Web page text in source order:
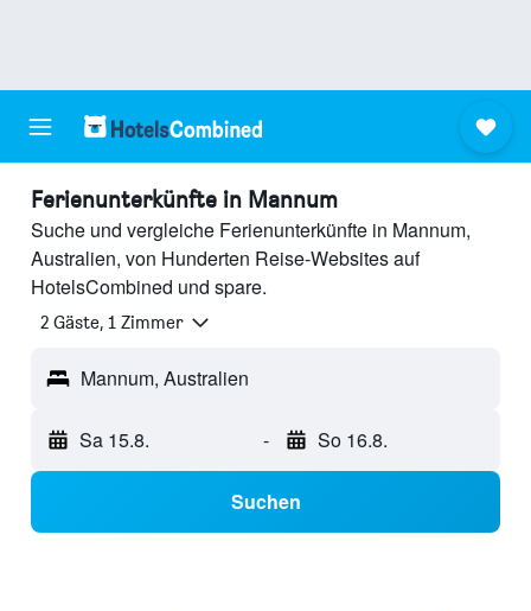
Ferienunterkünfte in Mannum
Suche und vergleiche Ferienunterkünfte in Mannum,
Australien, von Hunderten Reise-Websites auf
HotelsCombined und spare.
2 Gäste, 1 Zimmer
Mannum, Australien
Sa 15.8. - So 16.8.
Suchen